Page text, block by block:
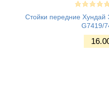
Стойки передние
G7419/